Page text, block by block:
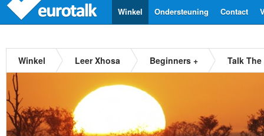
Contact
Ondersteuning
Winkel
Winkel Leer Xhosa Beginners + Talk